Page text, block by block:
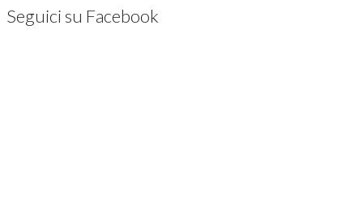
Seguici su Facebook